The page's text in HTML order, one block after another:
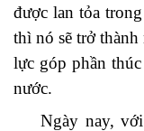
được lan tỏa
thì nó sẽ trở
lực góp phần
nước.
Ngày nay,